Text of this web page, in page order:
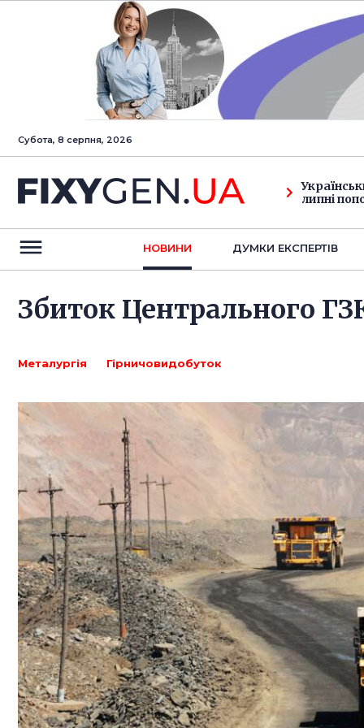
Субота, 8 серпня, 2026
липні
НОВИНИ ДУМКИ ЕКСПЕРТIВ
Збиток Центрального
Металургія Гірничовидобуток